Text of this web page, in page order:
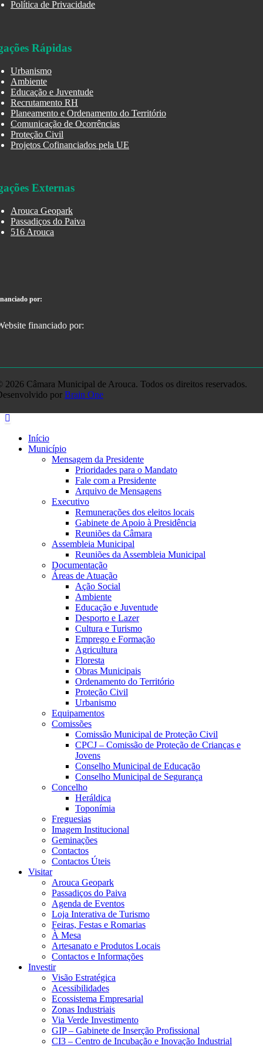
Política de Privacidade
Rápidas
Urbanismo
Ambiente
Educação e Juventude
Recrutamento RH
Planeamento e Ordenamento do Território
Comunicação de Ocorrências
Proteção Civil
Projetos Cofinanciados pela UE
Externas
Arouca Geopark
Passadiços do Paiva
516 Arouca
por:
2026 Câmara Municipal de Arouca. Todos os direitos reservados.
por Brain One
Início
Município
Mensagem da Presidente
Prioridades para o Mandato
Fale com a Presidente
Arquivo de Mensagens
Executivo
Remunerações dos eleitos locais
Gabinete de Apoio à Presidência
Reuniões da Câmara
Assembleia Municipal
Reuniões da Assembleia Municipal
Documentação
Áreas de Atuação
Ação Social
Ambiente
Educação e Juventude
Desporto e Lazer
Cultura e Turismo
Emprego e Formação
Agricultura
Floresta
Obras Municipais
Ordenamento do Território
Proteção Civil
Urbanismo
Equipamentos
Comissões
Comissão Municipal de Proteção Civil
CPCJ – Comissão de Proteção de Crianças e
Jovens
Conselho Municipal de Educação
Conselho Municipal de Segurança
Concelho
Heráldica
Toponímia
Freguesias
Imagem Institucional
Geminações
Contactos
Contactos Úteis
Visitar
Arouca Geopark
Passadiços do Paiva
Agenda de Eventos
Loja Interativa de Turismo
Feiras, Festas e Romarias
À Mesa
Artesanato e Produtos Locais
Contactos e Informações
Investir
Visão Estratégica
Acessibilidades
Ecossistema Empresarial
Zonas Industriais
Via Verde Investimento
GIP – Gabinete de Inserção Profissional
CI3 – Centro de Incubação e Inovação Industrial